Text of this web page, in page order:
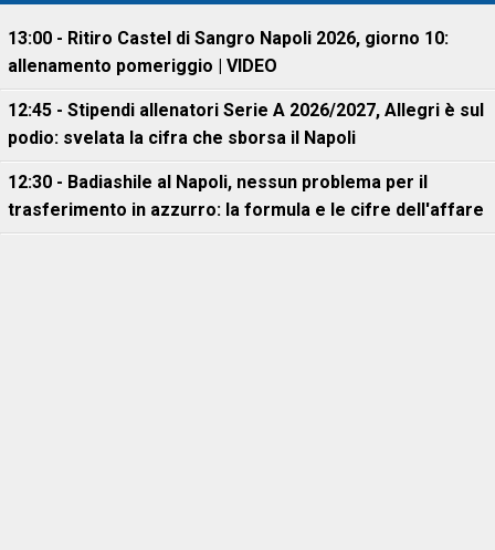
13:00 - Ritiro Castel di Sangro Napoli 2026, giorno 10:
allenamento pomeriggio | VIDEO
12:45 - Stipendi allenatori Serie A 2026/2027, Allegri è sul
podio: svelata la cifra che sborsa il Napoli
12:30 - Badiashile al Napoli, nessun problema per il
trasferimento in azzurro: la formula e le cifre dell'affare